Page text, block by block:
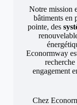
Notre mission
bâtiments en
pointe, des
Econormway
recherche
engagement
Chez